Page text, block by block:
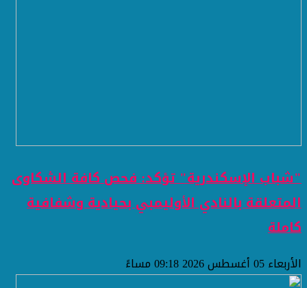
"شباب الإسكندرية" تؤكد: فحص كافة الشكاوى
المتعلقة بالنادي الأوليمبي بحيادية وشفافية
كاملة
الأربعاء 05 أغسطس 2026 09:18 مساءً